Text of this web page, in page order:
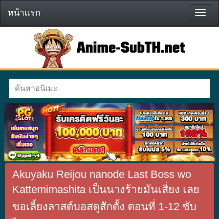
หน้า
แรก
หน้าแรก
Akuyaku Reijou nanode Last Boss wo
Kattemimashita เป็นนางร้ายมันเสี่ยง เลย
ขอเลี้ยงลาสต์บอสดูสักตั้ง ตอนที่ 1-12 ซับ